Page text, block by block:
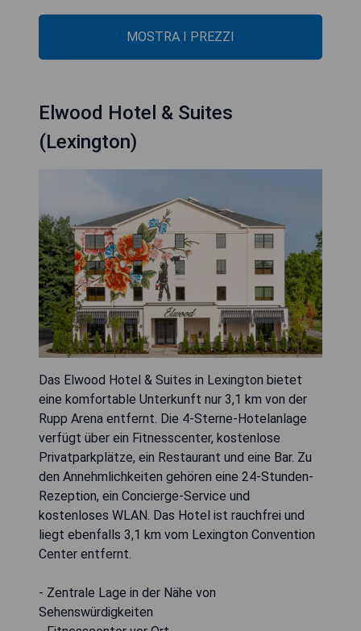
MOSTRA I PREZZI
Elwood Hotel & Suites
(Lexington)
Das Elwood Hotel & Suites in Lexington bietet
eine komfortable Unterkunft nur 3,1 km von der
Rupp Arena entfernt. Die 4-Sterne-Hotelanlage
verfügt über ein Fitnesscenter, kostenlose
Privatparkplätze, ein Restaurant und eine Bar. Zu
den Annehmlichkeiten gehören eine 24-Stunden-
Rezeption, ein Concierge-Service und
kostenloses WLAN. Das Hotel ist rauchfrei und
liegt ebenfalls 3,1 km vom Lexington Convention
Center entfernt.
- Zentrale Lage in der Nähe von
Sehenswürdigkeiten